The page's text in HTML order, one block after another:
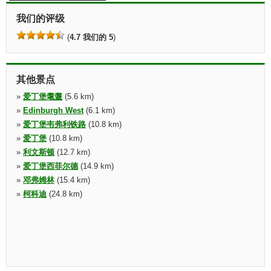
我们的评级
(4.7 我们的 5)
其他景点
» 爱丁堡耄耋 (5.6 km)
» Edinburgh West(6.1 km)
» 爱丁堡韦弗利铁路 (10.8 km)
» 爱丁堡 (10.8 km)
» 利文斯顿 (12.7 km)
» 爱丁堡西菲尔德(14.9 km)
» 邓弗姆林(15.4 km)
» 柯科迪 (24.8 km)